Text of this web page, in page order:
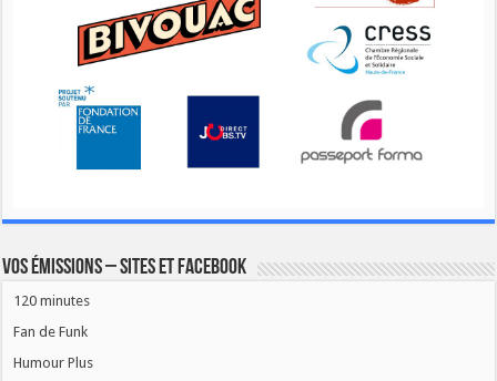
Vos émissions – Sites et Facebook
120 minutes
Fan de Funk
Humour Plus